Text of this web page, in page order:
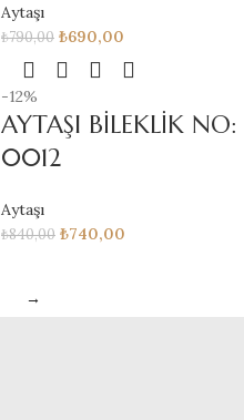
Aytaşı
₺790,00 ₺690,00
-12%
AYTAŞI BİLEKLİK NO:
0012
Aytaşı
₺840,00 ₺740,00
→